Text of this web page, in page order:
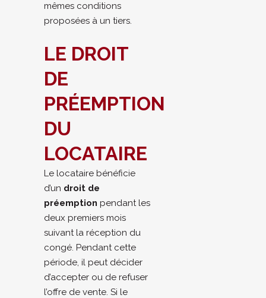
mêmes conditions
proposées à un tiers.
LE DROIT
DE
PRÉEMPTION
DU
LOCATAIRE
Le locataire bénéficie
d’un droit de
préemption pendant les
deux premiers mois
suivant la réception du
congé. Pendant cette
période, il peut décider
d’accepter ou de refuser
l’offre de vente. Si le